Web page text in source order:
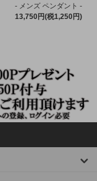
- メンズ ペンダント -
13,750円(税1,250円)